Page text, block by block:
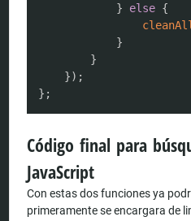
}
else {
}
}
}) ;
} ;
Código final para
JavaScript
Con estas dos funciones ya
primeramente se encargara de